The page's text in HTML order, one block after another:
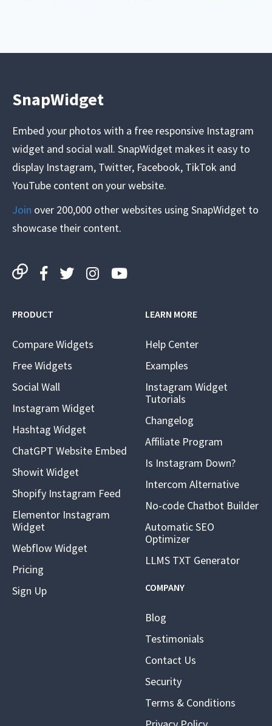
SnapWidget
Embed your photos with a free responsive Instagram
widget and social wall. SnapWidget makes it easy to
display Instagram, Twitter, Facebook, TikTok and
YouTube content on your website.
Join over 200,000 other websites using SnapWidget to
showcase their content.
PRODUCT
Compare Widgets
Free Widgets
Social Wall
Instagram Widget
Hashtag Widget
ChatGPT Website Embed
Showit Widget
Shopify Instagram Feed
Elementor Instagram
Widget
Webflow Widget
Pricing
Sign Up
LEARN MORE
Help Center
Examples
Instagram Widget
Tutorials
Changelog
Affiliate Program
Is Instagram Down?
Intercom Alternative
No-code Chatbot Builder
Automatic SEO
Optimizer
LLMS TXT Generator
COMPANY
Blog
Testimonials
Contact Us
Security
Terms & Conditions